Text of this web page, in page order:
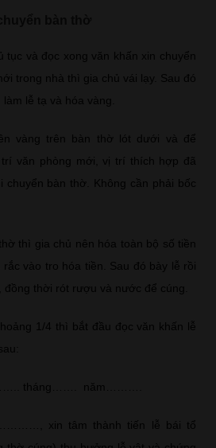
tục và đọc xong văn khấn xin chuyển
trong nhà thì gia chủ vái lạy. Sau đó
lễ tạ và hóa vàng.
vàng trên bàn thờ lót dưới và để
văn phòng mới, vị trí thích hợp đã
bàn thờ. Không cần phải bốc
thì gia chủ nên hóa toàn bộ số tiền
vào tro hóa tiền. Sau đó bày lễ rồi
thời rót rượu và nước để cúng.
1/4 thì bắt đầu đọc văn khấn lễ
tháng……. năm……….
xin tâm thành tiến lễ bái tổ